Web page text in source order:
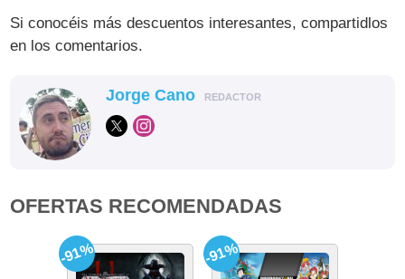
Si conocéis más descuentos interesantes, compartidlos
en los comentarios.
Jorge Cano REDACTOR
OFERTAS RECOMENDADAS
-91% -91%